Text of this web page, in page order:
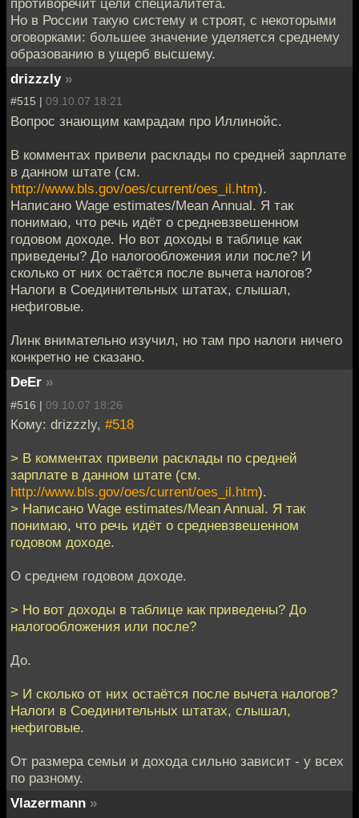
противоречит цели специалитета.
Но в России такую систему и строят, с некоторыми
оговорками: большее значение уделяется среднему
образованию в ущерб высшему.
drizzzly »
#515 | 09.10.07 18:21
Вопрос знающим камрадам про Иллинойс.
В комментах привели расклады по средней зарплате
в данном штате (см.
http://www.bls.gov/oes/current/oes_il.htm).
Написано Wage estimates/Mean Annual. Я так
понимаю, что речь идёт о средневзвешенном
годовом доходе. Но вот доходы в таблице как
приведены? До налогообложения или после? И
сколько от них остаётся после вычета налогов?
Налоги в Соединительных штатах, слышал,
нефиговые.
Линк внимательно изучил, но там про налоги ничего
конкретно не сказано.
DeEr »
#516 | 09.10.07 18:26
Кому: drizzzly, #518
> В комментах привели расклады по средней
зарплате в данном штате (см.
http://www.bls.gov/oes/current/oes_il.htm).
> Написано Wage estimates/Mean Annual. Я так
понимаю, что речь идёт о средневзвешенном
годовом доходе.
О среднем годовом доходе.
> Но вот доходы в таблице как приведены? До
налогообложения или после?
До.
> И сколько от них остаётся после вычета налогов?
Налоги в Соединительных штатах, слышал,
нефиговые.
От размера семьи и дохода сильно зависит - у всех
по разному.
Vlazermann »